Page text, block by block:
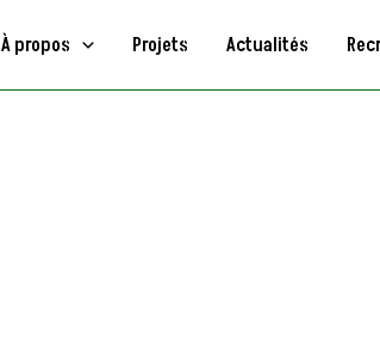
À propos Projets Actualités